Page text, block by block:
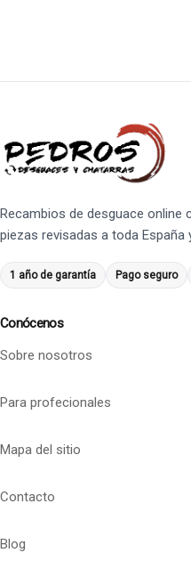
Recambios de desguace online
piezas revisadas a toda España
1 año de garantía Pago seguro
Conócenos
Sobre nosotros
Para profecionales
Mapa del sitio
Contacto
Blog